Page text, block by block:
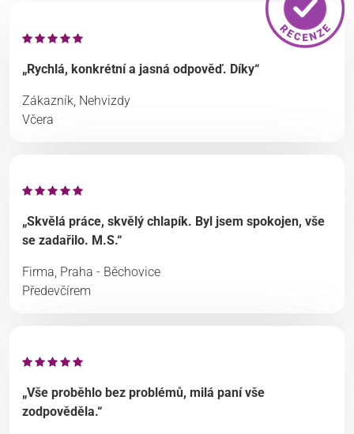
„Rychlá, konkrétní a jasná odpověď. Díky“
Zákazník, Nehvizdy
Včera
„Skvělá práce, skvělý chlapík. Byl jsem spokojen, vše
se zadařilo. M.S.“
Firma, Praha - Běchovice
Předevčírem
„Vše proběhlo bez problémů, milá paní vše
zodpověděla.“